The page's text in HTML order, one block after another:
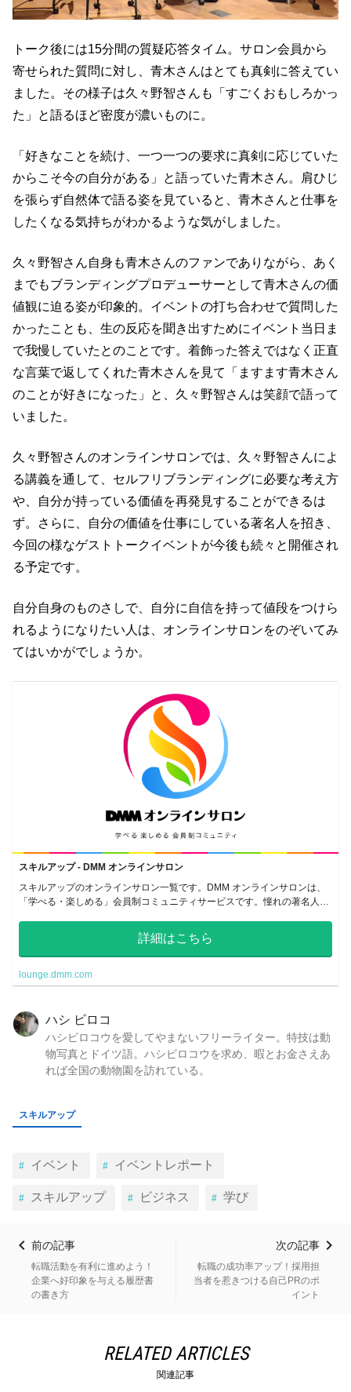
トーク後には15分間の質疑応答タイム。サロン会員から
寄せられた質問に対し、青木さんはとても真剣に答えてい
ました。その様子は久々野智さんも「すごくおもしろかっ
た」と語るほど密度が濃いものに。
「好きなことを続け、一つ一つの要求に真剣に応じていた
からこそ今の自分がある」と語っていた青木さん。肩ひじ
を張らず自然体で語る姿を見ていると、青木さんと仕事を
したくなる気持ちがわかるような気がしました。
久々野智さん自身も青木さんのファンでありながら、あく
までもブランディングプロデューサーとして青木さんの価
値観に迫る姿が印象的。イベントの打ち合わせで質問した
かったことも、生の反応を聞き出すためにイベント当日ま
で我慢していたとのことです。着飾った答えではなく正直
な言葉で返してくれた青木さんを見て「ますます青木さん
のことが好きになった」と、久々野智さんは笑顔で語って
いました。
久々野智さんのオンラインサロンでは、久々野智さんによ
る講義を通して、セルフリブランディングに必要な考え方
や、自分が持っている価値を再発見することができるは
ず。さらに、自分の価値を仕事にしている著名人を招き、
今回の様なゲストトークイベントが今後も続々と開催され
る予定です。
自分自身のものさしで、自分に自信を持って値段をつけら
れるようになりたい人は、オンラインサロンをのぞいてみ
てはいかがでしょうか。
スキルアップ - DMM オンラインサロン
スキルアップのオンラインサロン一覧です。DMM オンラインサロンは、
「学べる・楽しめる」会員制コミュニティサービスです。憧れの著名人や
詳細はこちら
lounge.dmm.com
ハシ ビロコ
ハシビロコウを愛してやまないフリーライター。特技は動
物写真とドイツ語。ハシビロコウを求め、暇とお金さえあ
れば全国の動物園を訪れている。
スキルアップ
イベント イベントレポート
スキルアップ ビジネス 学び
前の記事
転職活動を有利に進めよう！
企業へ好印象を与える履歴書
の書き方
次の記事
転職の成功率アップ！採用担
当者を惹きつける自己PRのポ
イント
RELATED ARTICLES
関連記事